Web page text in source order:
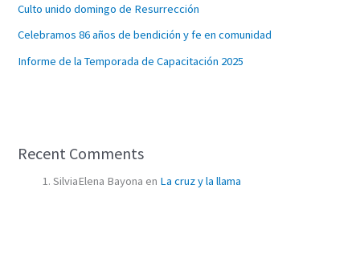
Culto unido domingo de Resurrección
Celebramos 86 años de bendición y fe en comunidad
Informe de la Temporada de Capacitación 2025
Recent Comments
SilviaElena Bayona en La cruz y la llama